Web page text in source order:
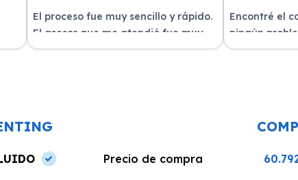
El proceso fue muy sencillo y rápido.
El asesor que me atendió fue muy
amable y me explicó todo con
Encontré el
ningún
del equipo.
Precio de compra